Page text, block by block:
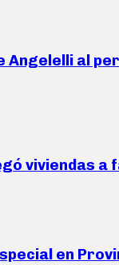
Angelelli al
viviendas a
en